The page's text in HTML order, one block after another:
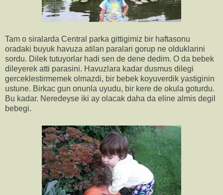
Tam o siralarda Central parka gittigimiz bir haftasonu
oradaki buyuk havuza atilan paralari gorup ne olduklarini
sordu. Dilek tutuyorlar hadi sen de dene dedim. O da bebek
dileyerek atti parasini. Havuzlara kadar dusmus dilegi
gerceklestirmemek olmazdi, bir bebek koyuverdik yastiginin
ustune. Birkac gun onunla uyudu, bir kere de okula goturdu.
Bu kadar. Neredeyse iki ay olacak daha da eline almis degil
bebegi.